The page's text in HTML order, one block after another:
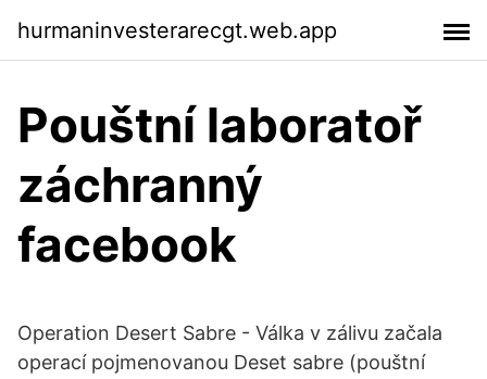
hurmaninvesterarecgt.web.app
Pouštní laboratoř
záchranný
facebook
Operation Desert Sabre - Válka v zálivu začala
operací pojmenovanou Deset sabre (pouštní